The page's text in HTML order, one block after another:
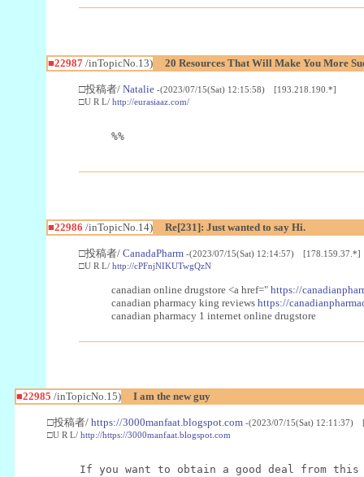
■22987/inTopicNo.13) 20 Resources That Will Make You More
□投稿者/ Natalie -(2023/07/15(Sat) 12:15:58) [193.218.190.*]
□U R L/ http://eurasiaaz.com/
%%
■22986 /inTopicNo.14) Re[231]: Just wanted to say Hi.
□投稿者/ CanadaPharm -(2023/07/15(Sat) 12:14:57) [178.159.37.*]
□U R L/ http://cPFnjNIKUTwgQzN
canadian online drugstore <a href=" https://
canadian pharmacy king reviews https://
canadian pharmacy 1 internet online drugstore
■22985 /inTopicNo.15) I am the new guy
□投稿者/ https://3000manfaat.blogspot.com -(2023/07/15(Sat) 12:11:37)
□U R L/ http://https://3000manfaat.blogspot.com
If you want to obtain a good deal from this